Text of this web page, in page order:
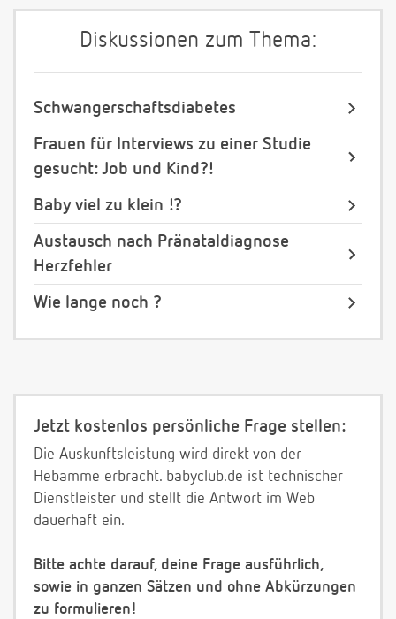
Diskussionen zum Thema:
Schwangerschaftsdiabetes
Frauen für Interviews zu einer Studie
gesucht: Job und Kind?!
Baby viel zu klein !?
Austausch nach Pränataldiagnose
Herzfehler
Wie lange noch ?
Jetzt kostenlos persönliche Frage stellen:
Die Auskunftsleistung wird direkt von der
Hebamme erbracht. babyclub.de ist technischer
Dienstleister und stellt die Antwort im Web
dauerhaft ein.
Bitte achte darauf, deine Frage ausführlich,
sowie in ganzen Sätzen und ohne Abkürzungen
zu formulieren!